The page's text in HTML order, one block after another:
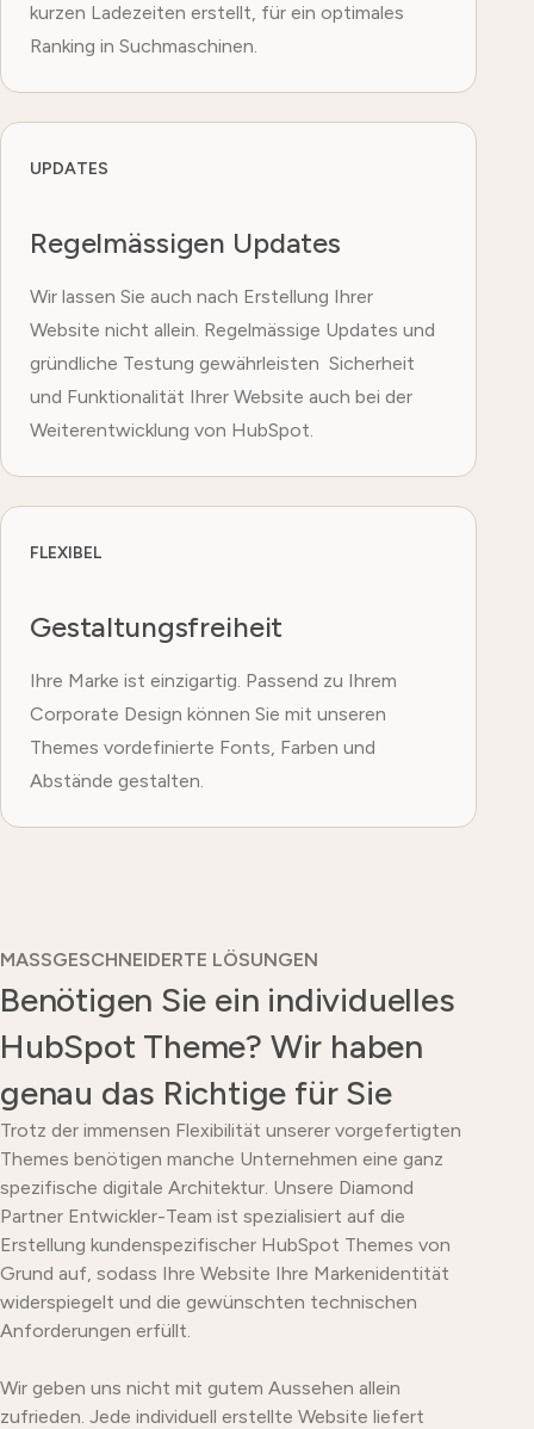
kurzen Ladezeiten erstellt, für ein optimales
Ranking in Suchmaschinen.
UPDATES
Regelmässigen Updates
Wir lassen Sie auch nach Erstellung Ihrer
Website nicht allein. Regelmässige Updates und
gründliche Testung gewährleisten Sicherheit
und Funktionalität Ihrer Website auch bei der
Weiterentwicklung von HubSpot.
FLEXIBEL
Gestaltungsfreiheit
Ihre Marke ist einzigartig. Passend zu Ihrem
Corporate Design können Sie mit unseren
Themes vordefinierte Fonts, Farben und
Abstände gestalten.
MASSGESCHNEIDERTE LÖSUNGEN
Benötigen Sie ein individuelles
HubSpot Theme? Wir haben
genau das Richtige für Sie
Trotz der immensen Flexibilität unserer vorgefertigten
Themes benötigen manche Unternehmen eine ganz
spezifische digitale Architektur. Unsere Diamond
Partner Entwickler-Team ist spezialisiert auf die
Erstellung kundenspezifischer HubSpot Themes von
Grund auf, sodass Ihre Website Ihre Markenidentität
widerspiegelt und die gewünschten technischen
Anforderungen erfüllt.
Wir geben uns nicht mit gutem Aussehen allein
zufrieden. Jede individuell erstellte Website liefert